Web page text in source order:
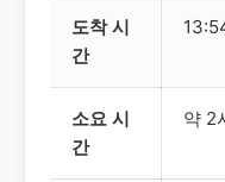
도착 시
간
소요 시
간
약 2